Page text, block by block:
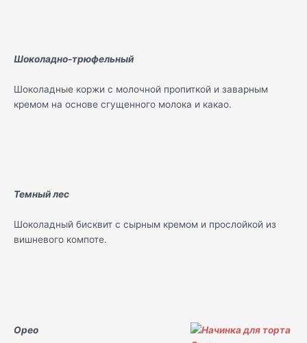
Шоколадно-трюфельный
Шоколадные коржи с молочной пропиткой и заварным
кремом на основе сгущенного молока и какао.
Темный лес
Шоколадный бисквит с сырным кремом и прослойкой из
вишневого компоте.
Орео